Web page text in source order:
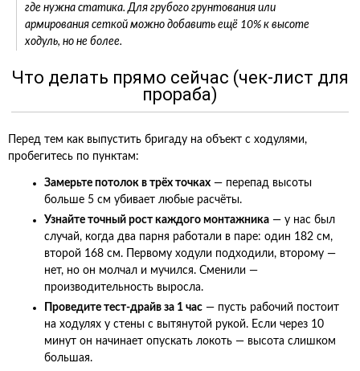
где нужна статика. Для грубого грунтования или
армирования сеткой можно добавить ещё 10% к высоте
ходуль, но не более.
Что делать прямо сейчас (чек-лист для
прораба)
Перед тем как выпустить бригаду на объект с ходулями,
пробегитесь по пунктам:
Замерьте потолок в трёх точках — перепад высоты
больше 5 см убивает любые расчёты.
Узнайте точный рост каждого монтажника — у нас был
случай, когда два парня работали в паре: один 182 см,
второй 168 см. Первому ходули подходили, второму —
нет, но он молчал и мучился. Сменили —
производительность выросла.
Проведите тест-драйв за 1 час — пусть рабочий постоит
на ходулях у стены с вытянутой рукой. Если через 10
минут он начинает опускать локоть — высота слишком
большая.